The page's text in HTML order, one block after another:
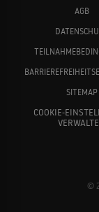
AGB
SITEMAP
COOKIE-
©